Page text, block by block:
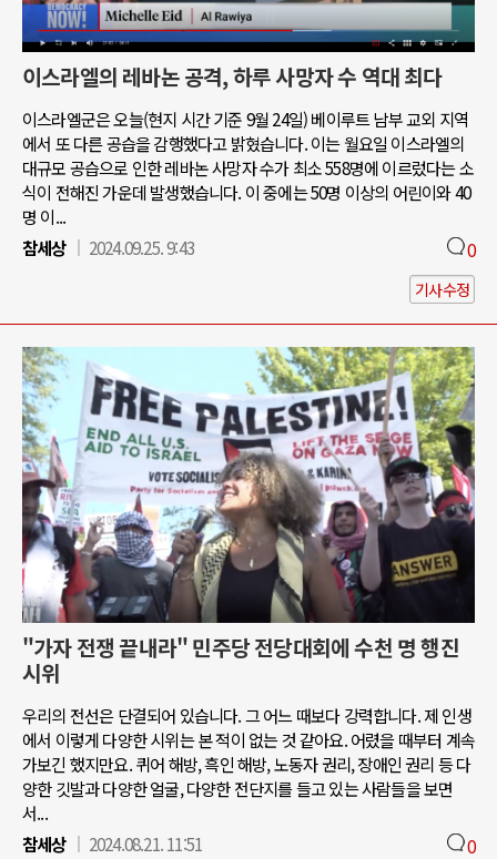
이스라엘의 레바논 공격, 하루 사망자 수 역대 최다
이스라엘군은 오늘(현지 시간 기준 9월 24일) 베이루트 남부 교외 지역
에서 또 다른 공습을 감행했다고 밝혔습니다. 이는 월요일 이스라엘의
대규모 공습으로 인한 레바논 사망자 수가 최소 558명에 이르렀다는 소
식이 전해진 가운데 발생했습니다. 이 중에는 50명 이상의 어린이와 40
명 이...
참세상
2024.09.25. 9:43 0
기사수정
"가자 전쟁 끝내라" 민주당 전당대회에 수천 명 행진
시위
우리의 전선은 단결되어 있습니다. 그 어느 때보다 강력합니다. 제 인생
에서 이렇게 다양한 시위는 본 적이 없는 것 같아요. 어렸을 때부터 계속
가보긴 했지만요. 퀴어 해방, 흑인 해방, 노동자 권리, 장애인 권리 등 다
양한 깃발과 다양한 얼굴, 다양한 전단지를 들고 있는 사람들을 보면
서...
참세상
2024.08.21. 11:51 0